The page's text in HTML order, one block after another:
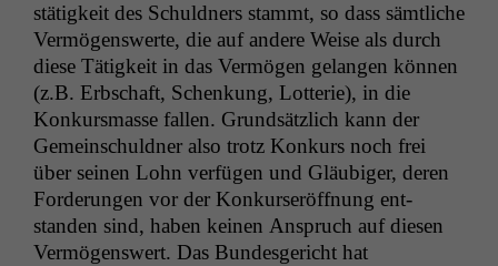
stätigkeit des Schuld­ners stammt, so dass sämtliche
Ver­mö­genswerte, die auf andere Weise als durch
diese Tätigkeit in das Ver­mö­gen gelan­gen kön­nen
(z.B. Erb­schaft, Schenkung, Lot­terie), in die
Konkurs­masse fall­en. Grund­sät­zlich kann der
Gemein­schuld­ner also trotz Konkurs noch frei
über seinen Lohn ver­fü­gen und Gläu­biger, deren
Forderun­gen vor der Konkurs­eröff­nung ent­
standen sind, haben keinen Anspruch auf diesen
Ver­mö­genswert. Das Bun­des­gericht hat